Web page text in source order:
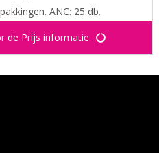
ANC: 25 db.
de Prijs informatie